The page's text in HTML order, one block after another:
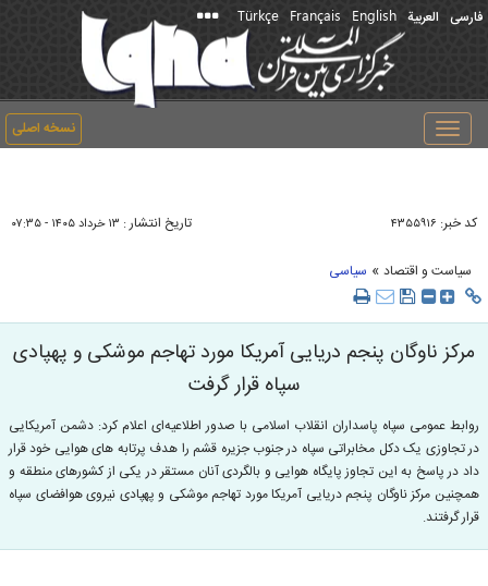
فارسی العربیة English
Français
Türkçe
نسخه اصلی
Toggle
navigation
کد خبر: ۴۳۵۵۹۱۶ تاریخ انتشار : ۱۳ خرداد ۱۴۰۵ - ۰۷:۳۵
سیاست و اقتصاد » سیاسی
مرکز ناوگان پنجم دریایی آمریکا مورد تهاجم موشکی و پهپادی
سپاه قرار گرفت
روابط عمومی سپاه پاسداران انقلاب اسلامی با صدور اطلاعیه‌ای اعلام کرد: دشمن آمریکایی
در تجاوزی یک دکل مخابراتی سپاه در جنوب جزیره قشم را هدف پرتابه های هوایی خود قرار
داد در پاسخ به این تجاوز پایگاه هوایی و بالگردی آنان مستقر در یکی از کشورهای منطقه و
همچنین مرکز ناوگان پنجم دریایی آمریکا مورد تهاجم موشکی و پهپادی نیروی هوافضای سپاه
قرار گرفتند.